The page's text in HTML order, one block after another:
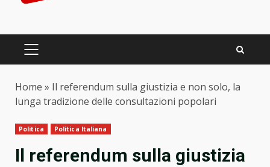
PRIMARY
Home » Il referendum sulla giustizia e non solo, la
lunga tradizione delle consultazioni popolari
Politica Politica Italiana
Il referendum sulla giustizia